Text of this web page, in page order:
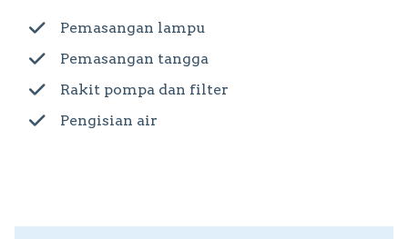
Pemasangan lampu
Pemasangan tangga
Rakit pompa dan filter
Pengisian air